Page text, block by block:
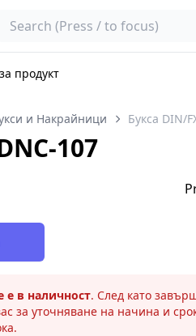
Search
продукт
и Накрайници Букса DIN/
107
е в наличност. След като
за уточняване на начина и